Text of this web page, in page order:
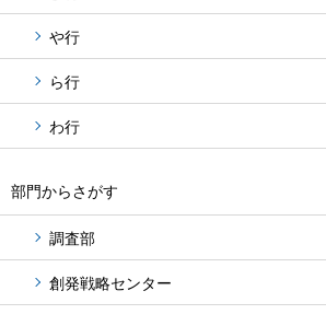
や行
ら行
わ行
部門からさがす
調査部
創発戦略センター